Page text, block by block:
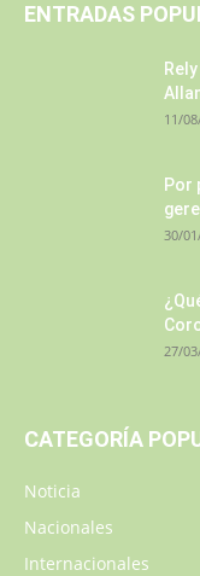
ENTRADAS
11/
Por
30/
27/
CATEGORÍA
Noticia
Nacionales
Internacionales